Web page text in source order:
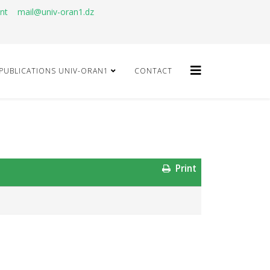
mail@univ-oran1.dz
PUBLICATIONS UNIV-ORAN1 CONTACT
Print